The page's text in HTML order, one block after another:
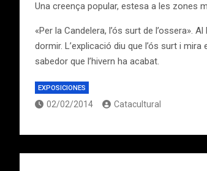
Una creença popular, estesa a les zones
«Per la Candelera, l’ós surt de
dormir. L’explicació diu que l’ós surt i
sabedor que l’hivern ha acabat.
EXPOSICIONES
02/02/2014 Catacultural